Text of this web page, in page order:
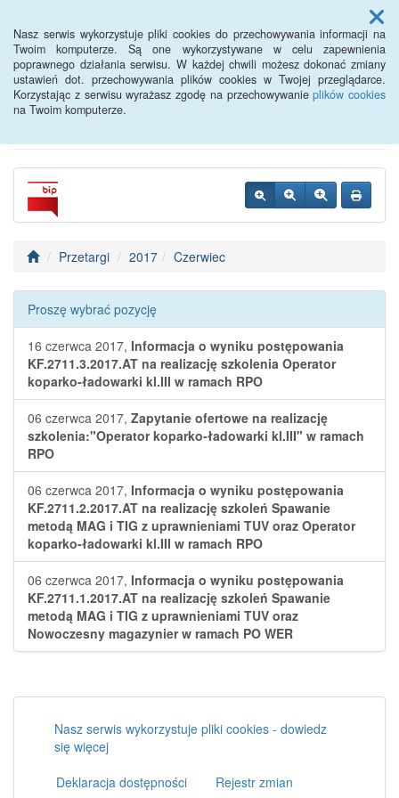
Nasz serwis wykorzystuje pliki cookies do przechowywania informacji na
Twoim komputerze. Są one wykorzystywane w celu zapewnienia
poprawnego działania serwisu. W każdej chwili możesz dokonać zmiany
ustawień dot. przechowywania plików cookies w Twojej przeglądarce.
Korzystając z serwisu wyrażasz zgodę na przechowywanieplików cookies
na Twoim komputerze.
Menu
Powiatowy Urząd Pracy w
Oławie
Przetargi 2017 Czerwiec
Proszę wybrać pozycję
16 czerwca 2017, Informacja o wyniku postępowania
KF.2711.3.2017.AT na realizację szkolenia Operator
koparko-ładowarki kl.III w ramach RPO
06 czerwca 2017, Zapytanie ofertowe na realizację
szkolenia:"Operator koparko-ładowarki kl.III" w ramach
RPO
06 czerwca 2017, Informacja o wyniku postępowania
KF.2711.2.2017.AT na realizację szkoleń Spawanie
metodą MAG i TIG z uprawnieniami TUV oraz Operator
koparko-ładowarki kl.III w ramach RPO
06 czerwca 2017, Informacja o wyniku postępowania
KF.2711.1.2017.AT na realizację szkoleń Spawanie
metodą MAG i TIG z uprawnieniami TUV oraz
Nowoczesny magazynier w ramach PO WER
Nasz serwis wykorzystuje pliki cookies - dowiedz
się więcej
Deklaracja dostępności
Rejestr zmian